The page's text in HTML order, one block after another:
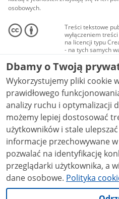
osobowych.
Treści tekstowe
wyłączeniem
na licencji typu
- na tych samych
Materiały
audio i wideo, są
Creative
niekomercyjne -
NC-ND 4.0), o ile
Dbamy o Twoją
Wykorzystujemy pliki cookie
prawidłowego
analizy ruchu i optymalizacji
możemy lepiej dostosować
użytkowników i stale ulepszać nasze
informacje przechowywane
pozwalać na identyfikację
przeglądarki użytkownika, a
dane osobowe. Polityka